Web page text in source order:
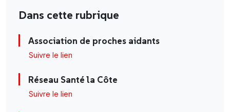
Dans cette rubrique
Association de proches aidants
Suivre le lien
Réseau Santé la Côte
Suivre le lien